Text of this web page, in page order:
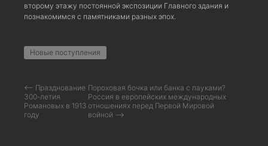
второму этажу постоянной экспозиции Главного здания и
познакомимся с памятниками разных эпох.
Новые поступления
⟵ Празднование
300-летия
Романовых в 1913
году
Пороховая бочка или банка с пауками?
Россия в европейских международных
отношениях перед Первой Мировой
войной ⟶